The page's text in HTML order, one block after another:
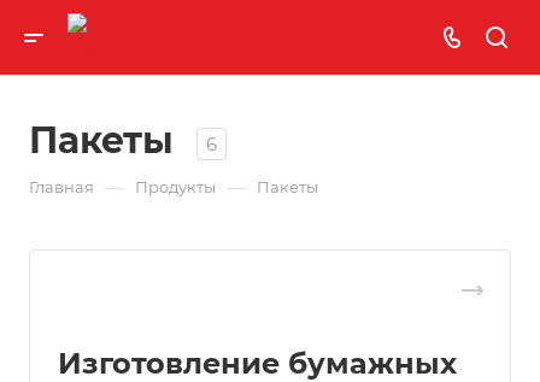
Пакеты 6
Главная — Продукты — Пакеты
Изготовление бумажных